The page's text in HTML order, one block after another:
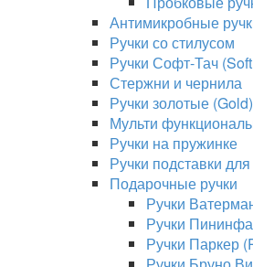
Антимикробные
Ручки со стилусом
Ручки Софт-Тач
Стержни и чернила
Ручки золотые (Gold)
Мульти
Ручки на пружинке
Ручки подставки
Подарочные ручки
Ручки
Ручки
Ручки Паркер